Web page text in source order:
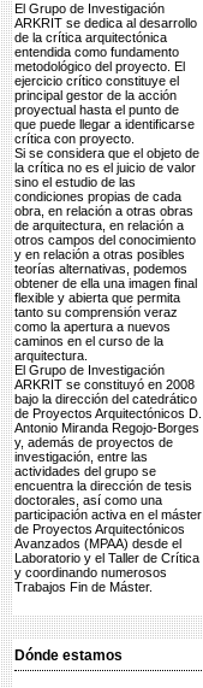
El Grupo de Investigación
ARKRIT se dedica al desarrollo
de la crítica arquitectónica
entendida como fundamento
metodológico del proyecto. El
ejercicio crítico constituye el
principal gestor de la acción
proyectual hasta el punto de
que puede llegar a identificarse
crítica con proyecto.
Si se considera que el objeto de
la crítica no es el juicio de valor
sino el estudio de las
condiciones propias de cada
obra, en relación a otras obras
de arquitectura, en relación a
otros campos del conocimiento
y en relación a otras posibles
teorías alternativas, podemos
obtener de ella una imagen final
flexible y abierta que permita
tanto su comprensión veraz
como la apertura a nuevos
caminos en el curso de la
arquitectura.
El Grupo de Investigación
ARKRIT se constituyó en 2008
bajo la dirección del catedrático
de Proyectos Arquitectónicos D.
Antonio Miranda Regojo-Borges
y, además de proyectos de
investigación, entre las
actividades del grupo se
encuentra la dirección de tesis
doctorales, así como una
participación activa en el máster
de Proyectos Arquitectónicos
Avanzados (MPAA) desde el
Laboratorio y el Taller de Crítica
y coordinando numerosos
Trabajos Fin de Máster.
Dónde estamos